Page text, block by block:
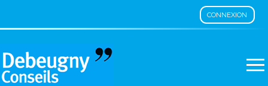
CONNEXION
Aller
au